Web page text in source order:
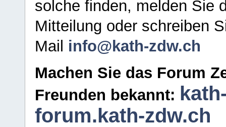
solche finden, melden Sie
Mitteilung oder schreiben
Mail info@kath-zdw.ch
Machen Sie das Forum
Freunden bekannt:
forum.kath-zdw.ch